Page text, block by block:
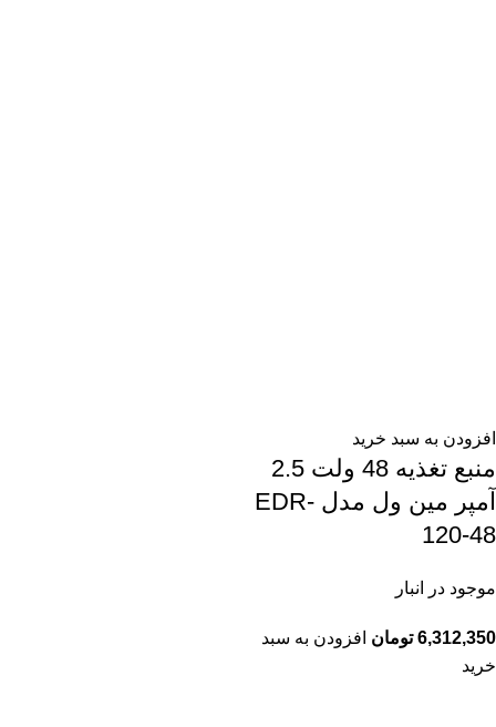
افزودن به سبد خرید
منبع تغذیه 48 ولت 2.5
آمپر مین ول مدل EDR-
120-48
موجود در انبار
6,312,350 تومان افزودن به سبد
خرید